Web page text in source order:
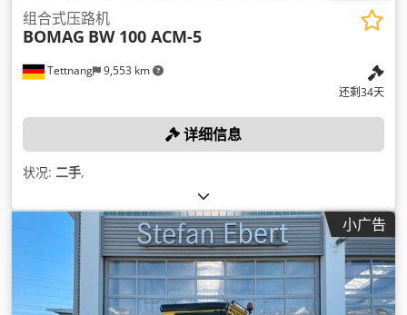
Tettnang 9,553 km
组合式压路机
BOMAG BW 100 ACM-5
还剩34天
详细信息
状况: 二手,
小广告